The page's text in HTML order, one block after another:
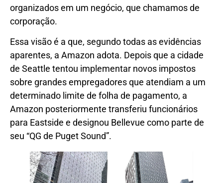
organizados em um negócio, que chamamos de
corporação.
Essa visão é a que, segundo todas as evidências
aparentes, a Amazon adota. Depois que a cidade
de Seattle tentou implementar novos impostos
sobre grandes empregadores que atendiam a um
determinado limite de folha de pagamento, a
Amazon posteriormente transferiu funcionários
para Eastside e designou Bellevue como parte de
seu “QG de Puget Sound”.